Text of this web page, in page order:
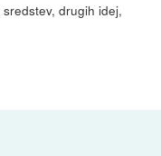
drugih idej,